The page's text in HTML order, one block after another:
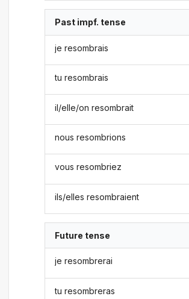
Past impf. tense
je resombrais
tu resombrais
il/elle/on resombrait
nous resombrions
vous resombriez
ils/elles resombraient
Future tense
je resombrerai
tu resombreras